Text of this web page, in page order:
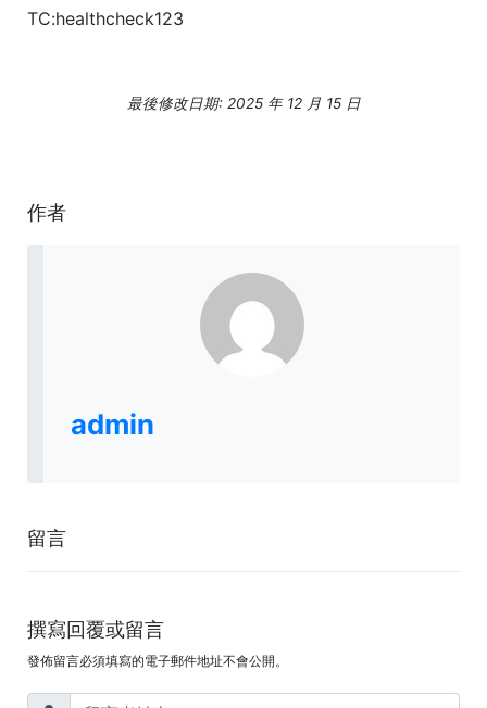
TC:healthcheck123
最後修改日期: 2025 年 12 月 15 日
作者
admin
留言
撰寫回覆或留言
發佈留言必須填寫的電子郵件地址不會公開。